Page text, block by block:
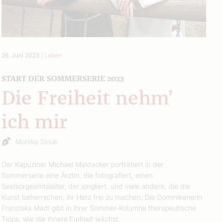
26. Juni 2023 Leben
START DER SOMMERSERIE 2023
Die Freiheit nehm’
ich mir
Monika Slouk
Der Kapuziner Michael Maldacker porträtiert in der
Sommerserie eine Ärztin, die fotografiert, einen
Seelsorgeamtsleiter, der jongliert, und viele andere, die die
Kunst beherrschen, ihr Herz frei zu machen. Die Dominikanerin
Franziska Madl gibt in ihrer Sommer-Kolumne therapeutische
Tipps, wie die innere Freiheit wächst.